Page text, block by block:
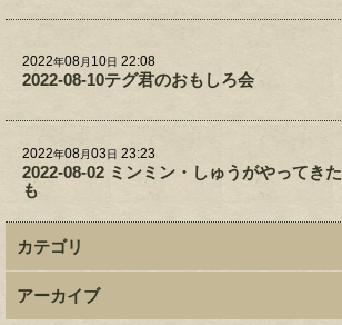
2022年08月 10日 22:08
2022-08-10テグ君のおもしろ会
2022年08月03日 23:23
2022-08-02 ミンミン・しゅうがやってき
も
カテゴリ
アーカイブ